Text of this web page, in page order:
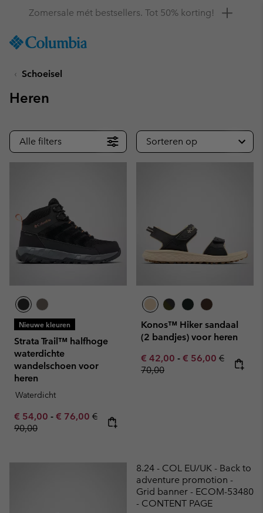
TO
SKIP
MAIN
SKIP
TO
SEARCH
Krijg 10% korting
Schoeisel
Heren
Alle filters Sorteren op
Nieuwe kleuren
Strata Trail™ halfhoge
waterdichte
wandelschoen voor
heren
Waterdicht
Minimum sale price:
€ 54,00 - Maximum sale price:
€ 76,00 Regular price:
€
90,00
Konos™ Hiker sandaal
(2 bandjes) voor heren
Minimum sale price:
€ 42,00 - Maximum sale
€ 56,00 Regular
€
70,00
8.24 - COL EU/UK - Back to
adventure promotion -
Grid banner - ECOM-53480
- CONTENT PAGE